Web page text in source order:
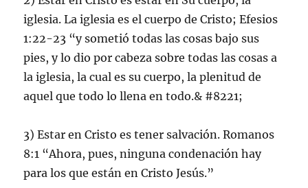
iglesia. La iglesia es el cuerpo de Cristo; Efesios
1:22-23 “y sometió todas las cosas bajo sus
pies, y lo dio por cabeza sobre todas las cosas a
la iglesia, la cual es su cuerpo, la plenitud de
aquel que todo lo llena en todo.& #8221;
3) Estar en Cristo es tener salvación. Romanos
8:1 “Ahora, pues, ninguna condenación hay
para los que están en Cristo Jesús.”